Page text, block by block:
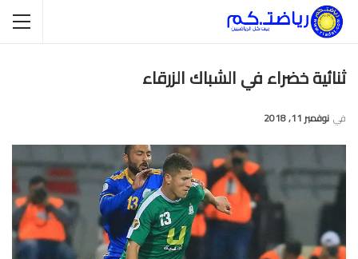
ثنائية خضراء في الشباك الزرقاء
في نوفمبر 11, 2018